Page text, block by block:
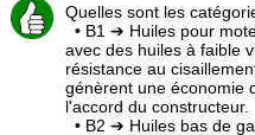
Quelles sont les
• B1 ➔ Huiles pour
avec des huiles à faible
résistance au
génèrent une économie
l'accord du constructeur.
• B2 ➔ Huiles bas de